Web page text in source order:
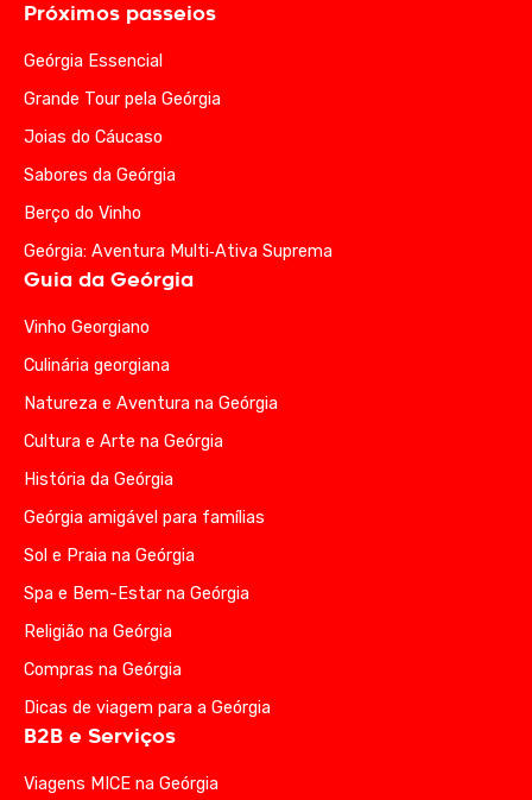
Próximos passeios
Geórgia Essencial
Grande Tour pela Geórgia
Joias do Cáucaso
Sabores da Geórgia
Berço do Vinho
Geórgia: Aventura Multi‑Ativa Suprema
Guia da Geórgia
Vinho Georgiano
Culinária georgiana
Natureza e Aventura na Geórgia
Cultura e Arte na Geórgia
História da Geórgia
Geórgia amigável para famílias
Sol e Praia na Geórgia
Spa e Bem-Estar na Geórgia
Religião na Geórgia
Compras na Geórgia
Dicas de viagem para a Geórgia
B2B e Serviços
Viagens MICE na Geórgia